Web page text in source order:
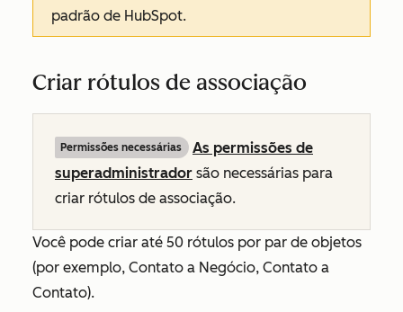
padrão de HubSpot.
Criar rótulos de associação
Permissões necessárias
As permissões de
superadministrador são necessárias para
criar rótulos de associação.
Você pode criar até 50 rótulos por par de objetos
(por exemplo, Contato a Negócio, Contato a
Contato).